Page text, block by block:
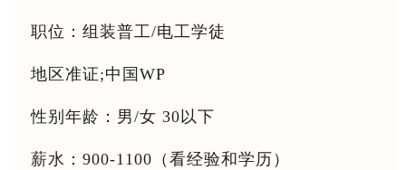
职位：组装普工/电工学徒
地区准证;中国WP
性别年龄：男/女 30以下
薪水：900-1100（看经验和学历）